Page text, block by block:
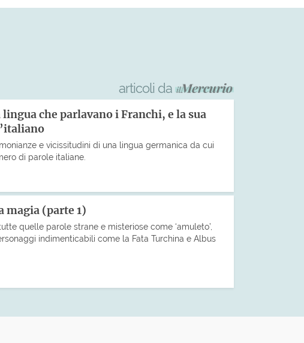
articoli da
che parlavano i Franchi, e la sua
e vicissitudini di una lingua germanica da cui
di parole italiane.
magia (parte 1)
quelle parole strane e misteriose come ‘amuleto’,
indimenticabili come la Fata Turchina e Albus